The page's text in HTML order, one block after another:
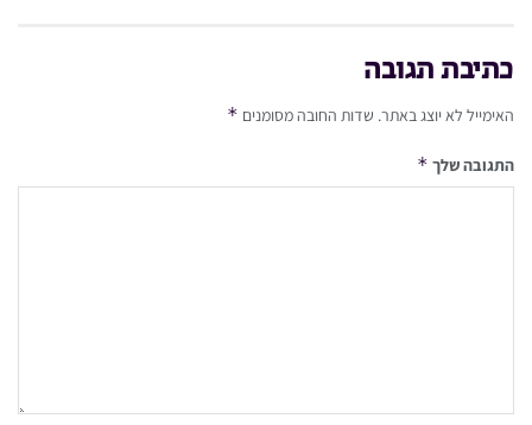
כתיבת תגובה
האימייל לא יוצג באתר. שדות החובה מסומנים *
התגובה שלך *